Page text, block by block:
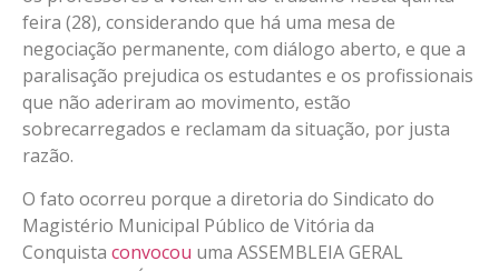
feira (28), considerando que há uma mesa de
negociação permanente, com diálogo aberto, e que a
paralisação prejudica os estudantes e os profissionais
que não aderiram ao movimento, estão
sobrecarregados e reclamam da situação, por justa
razão.
O fato ocorreu porque a diretoria do Sindicato do
Magistério Municipal Público de Vitória da
Conquista convocou uma ASSEMBLEIA GERAL